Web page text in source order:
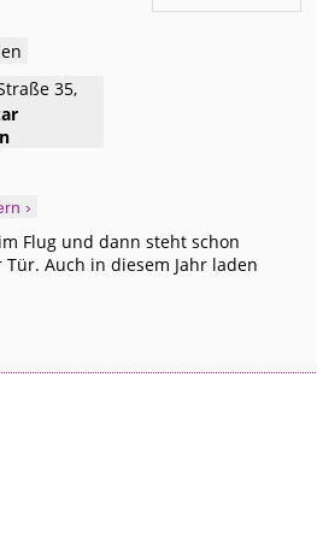
35,
›
Flug und dann steht schon
Auch in diesem Jahr laden